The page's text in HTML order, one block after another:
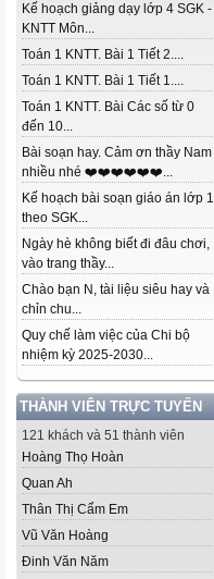
Kế hoạch giảng dạy lớp 4 SGK -
KNTT Môn...
Toán 1 KNTT. Bài 1 Tiết 2....
Toán 1 KNTT. Bài 1 Tiết 1....
Toán 1 KNTT. Bài Các số từ 0
đến 10...
Bài soạn hay. Cảm ơn thầy Nam
nhiều nhé ❤️❤️❤️❤️❤️❤️...
Kế hoạch bài soạn giáo án lớp 1
theo SGK...
Ngày hè không biết đi đâu chơi,
vào trang thầy...
Chào bạn N, tài liệu siêu hay và
chỉn chu...
Quy chế làm việc của Chi bộ
nhiệm kỳ 2025-2030...
THÀNH VIÊN TRỰC TUYẾN
121 khách và 51 thành viên
Hoàng Thọ Hoàn
Quan Ah
Thân Thị Cẩm Em
Vũ Văn Hoàng
Đinh Văn Năm